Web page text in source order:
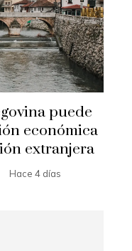
puede
económica
extranjera
Hace 4 días